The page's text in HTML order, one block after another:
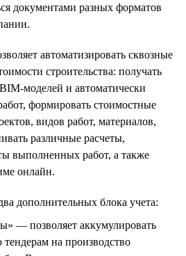
документами разных форматов
автоматизировать сквозные
строительства: получать
моделей и автоматически
формировать стоимостные
видов работ, материалов,
различные расчеты,
выполненных работ, а также
онлайн.
дополнительных блока учета:
— позволяет аккумулировать
на производство